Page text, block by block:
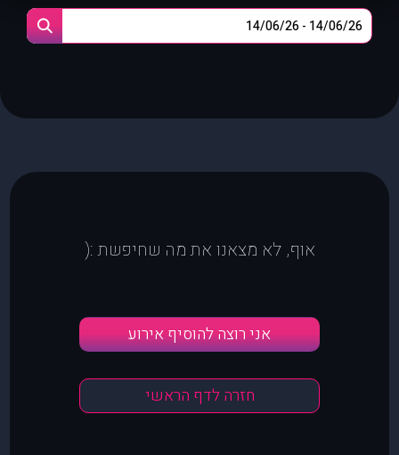
אוף, לא מצאנו את מה שחיפשת :(
אני רוצה להוסיף אירוע
חזרה לדף הראשי